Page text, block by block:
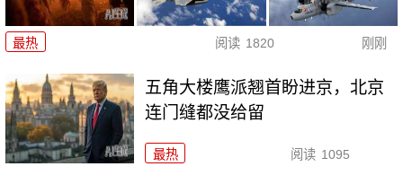
最热 阅读 1820 刚刚
五角大楼鹰派翘首盼进京，北京
连门缝都没给留
最热 阅读 1095